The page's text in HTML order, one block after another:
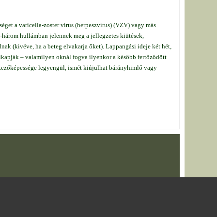
a varicella-zoster vírus (herpeszvírus) (VZV) vagy más
hullámban jelennek meg a jellegzetes kiütések,
(kivéve, ha a beteg elvakarja őket). Lappangási ideje két hét,
– valamilyen oknál fogva ilyenkor a később fertőződött
legyengül, ismét kiújulhat bárányhimlő vagy